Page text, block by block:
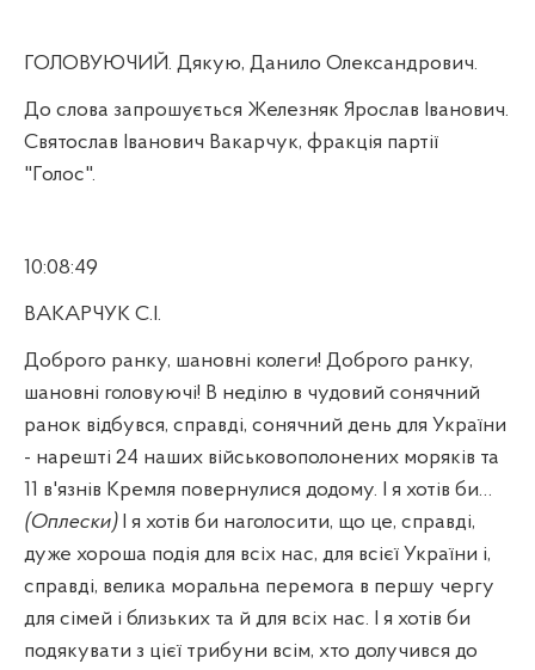
ГОЛОВУЮЧИЙ. Дякую, Данило Олександрович.
До слова запрошується Железняк Ярослав Іванович.
Святослав Іванович Вакарчук, фракція партії
"Голос".
10:08:49
ВАКАРЧУК С.І.
Доброго ранку, шановні колеги! Доброго ранку,
шановні головуючі! В неділю в чудовий сонячний
ранок відбувся, справді, сонячний день для України
- нарешті 24 наших військовополонених моряків та
11 в'язнів Кремля повернулися додому. І я хотів би…
(Оплески) І я хотів би наголосити, що це, справді,
дуже хороша подія для всіх нас, для всієї України і,
справді, велика моральна перемога в першу чергу
для сімей і близьких та й для всіх нас. І я хотів би
подякувати з цієї трибуни всім, хто долучився до